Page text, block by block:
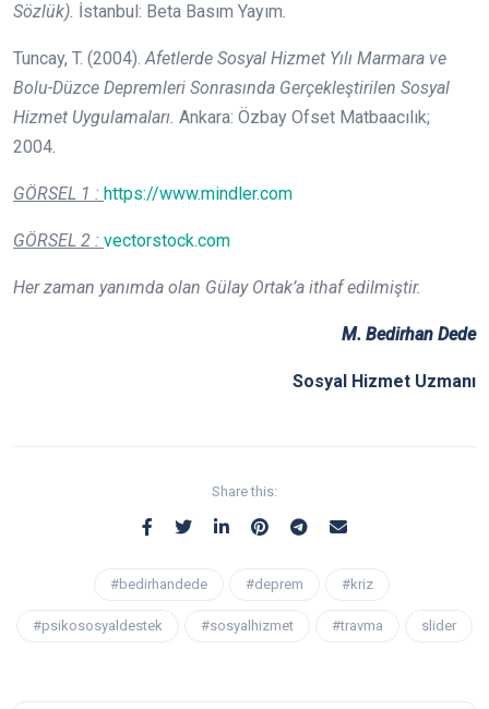
Sözlük). İstanbul: Beta Basım Yayım.
Tuncay, T. (2004). Afetlerde Sosyal Hizmet Yılı Marmara ve
Bolu-Düzce Depremleri Sonrasında Gerçekleştirilen Sosyal
Hizmet Uygulamaları. Ankara: Özbay Ofset Matbaacılık;
2004.
GÖRSEL 1 : https://www.mindler.com
GÖRSEL 2 : vectorstock.com
Her zaman yanımda olan Gülay Ortak’a ithaf edilmiştir.
M. Bedirhan Dede
Sosyal Hizmet Uzmanı
Share this:
#bedirhandede #deprem #kriz
#psikososyaldestek #sosyalhizmet #travma slider